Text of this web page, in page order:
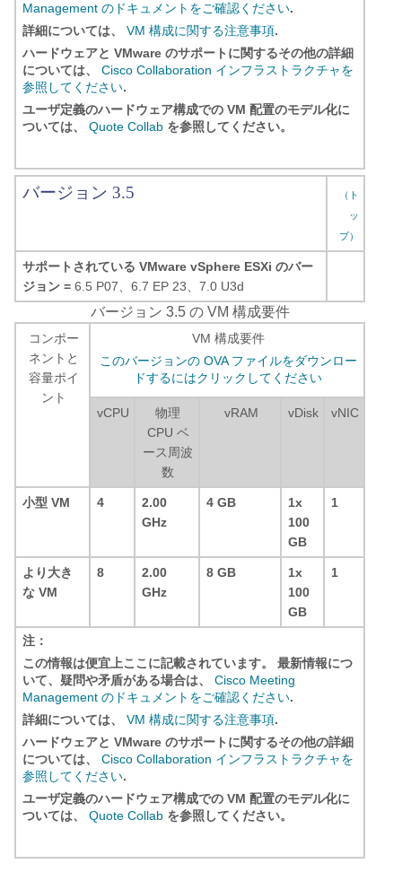
Management のドキュメントをご確認ください.
詳細については、 VM 構成に関する注意事項.
ハードウェアと VMware のサポートに関するその他の詳細
については、 Cisco Collaboration インフラストラクチャを
参照してください.
ユーザ定義のハードウェア構成での VM 配置のモデル化に
ついては、 Quote Collab を参照してください。
バージョン 3.5
（ト
ッ
プ）
サポートされている VMware vSphere ESXi のバー
ジョン = 6.5 P07、6.7 EP 23、7.0 U3d
バージョン 3.5 の VM 構成要件
コンポー
ネントと
容量ポイ
ント
VM 構成要件
このバージョンの OVA ファイルをダウンロー
ドするにはクリックしてください
vCPU
物理
CPU ベ
ース周波
数
vRAM vDisk vNIC
小型 VM 4
2.00
GHz
4 GB
1x
100
GB
1
より大き
な VM
8
2.00
GHz
8 GB
1x
100
GB
1
注：
この情報は便宜上ここに記載されています。 最新情報につ
いて、疑問や矛盾がある場合は、 Cisco Meeting
Management のドキュメントをご確認ください.
詳細については、 VM 構成に関する注意事項.
ハードウェアと VMware のサポートに関するその他の詳細
については、 Cisco Collaboration インフラストラクチャを
参照してください.
ユーザ定義のハードウェア構成での VM 配置のモデル化に
ついては、 Quote Collab を参照してください。